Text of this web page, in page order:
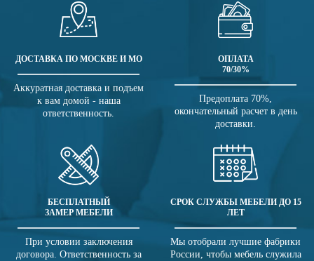
ДОСТАВКА ПО МОСКВЕ И МО
Аккуратная доставка и подъем
к вам домой - наша
ответственность.
ОПЛАТА
70/30%
Предоплата 70%,
окончательный расчет в день
доставки.
БЕСПЛАТНЫЙ
ЗАМЕР МЕБЕЛИ
При условии заключения
договора. Ответственность за
СРОК СЛУЖБЫ МЕБЕЛИ ДО 15
ЛЕТ
Мы отобрали лучшие фабрики
России, чтобы мебель служила